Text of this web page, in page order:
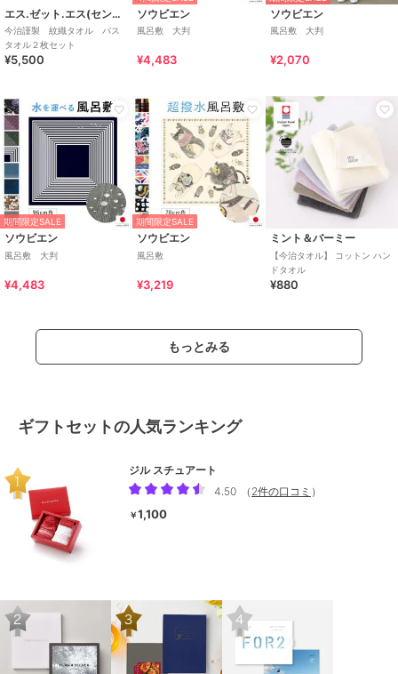
エス.ゼット.エス(センコーザッカスタジオ)
今治謹製 紋織タオル バス
タオル２枚セット
¥5,500
ソウビエン
風呂敷 大判
¥4,483
ソウビエン
風呂敷 大判
¥2,070
期間限定SALE
ソウビエン
風呂敷 大判
¥4,483
期間限定SALE
ソウビエン
風呂敷
¥3,219
ミント＆バーミー
【今治タオル】 コットン ハン
ドタオル
¥880
もっとみる
ギフトセットの人気ランキング
ジル スチュアート
4.50
（ 2件の口コミ ）
￥1,100